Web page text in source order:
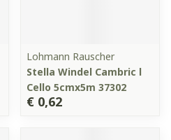
Lohmann Rauscher
Stella Windel Cambric l
Cello 5cmx5m 37302
€ 0,62